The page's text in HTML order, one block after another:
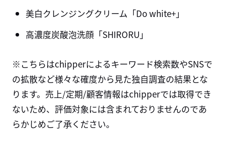
美白クレンジングクリーム「Do white+」
高濃度炭酸泡洗顔「SHIRORU」
※こちらはchipperによるキーワード検索数やSNSで
の拡散など様々な確度から見た独自調査の結果とな
ります。売上/定期/顧客情報はchipperでは取得でき
ないため、評価対象には含まれておりませんのであ
らかじめご了承ください。